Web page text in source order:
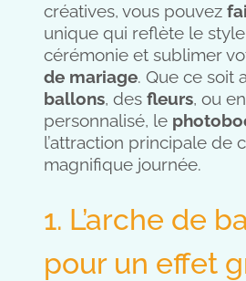
créatives, vous pouvez
unique qui reflète le
cérémonie et sublimer
de mariage. Que ce soit
ballons, des fleurs, ou
personnalisé, le
l’attraction principale de
magnifique journée.
1. L’arche de
pour un effet